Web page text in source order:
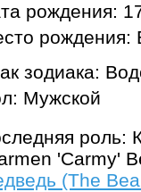
рождения:
зодиака:
Мужской
роль:
'Carmy'
(The